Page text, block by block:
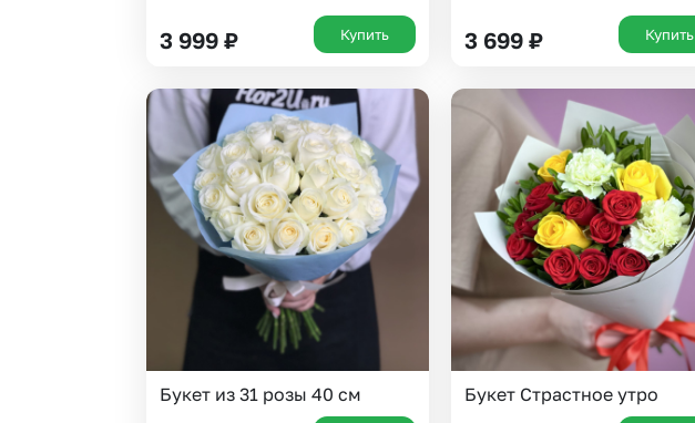
3 999 ₽ Купить 3 699 ₽ Купить
Букет из 31 розы 40 см Букет Страстное утро